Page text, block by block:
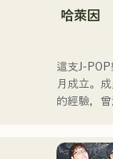
作曲、在富
出演搖滾
2017年起
了自己的
她擁有高
哈萊因
這支J-
月成立。
的經驗，
樂團。